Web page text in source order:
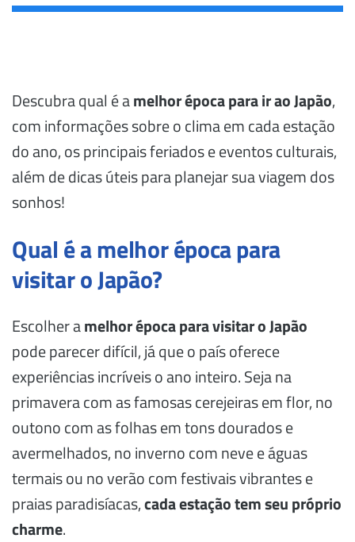
Descubra qual é amelhor época para ir ao Japão,
com informações sobre o clima em cada estação
do ano, os principais feriados e eventos culturais,
além de dicas úteis para planejar sua viagem dos
sonhos!
Qual é a melhor época para
visitar o Japão?
Escolher amelhor época para visitar o Japão
pode parecer difícil, já que o país oferece
experiências incríveis o ano inteiro. Seja na
primavera com as famosas cerejeiras em flor, no
outono com as folhas em tons dourados e
avermelhados, no inverno com neve e águas
termais ou no verão com festivais vibrantes e
praias paradisíacas,cada estação tem seu próprio
charme.